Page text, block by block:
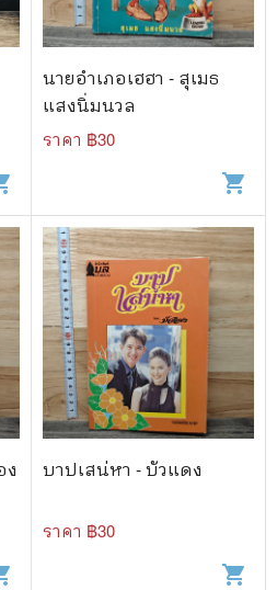
นายอำเภอเฮฮา - สุเมธ
แสงนิ่มนวล
ราคา ฿30
shopping_cart
ง บาปเสน่หา - บัวแดง
ราคา ฿30
shopping_cart